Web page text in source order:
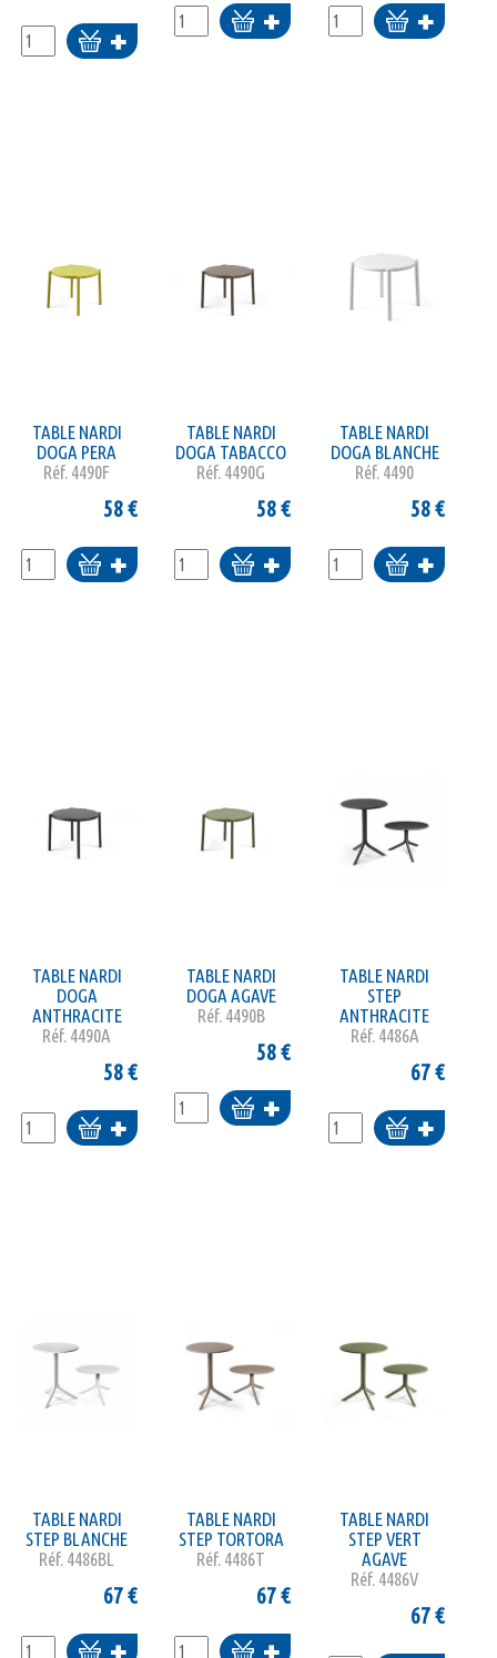
Ajouter
au
Ajouter
au
Ajouter
au
TABLE NARDI
DOGA PERA
Réf. 4490F
58€
Ajouter
au
TABLE NARDI
DOGA TABACCO
Réf. 4490G
58€
Ajouter
au
TABLE NARDI
DOGA BLANCHE
Réf. 4490
58€
Ajouter
au
TABLE NARDI
DOGA
ANTHRACITE
Réf. 4490A
58€
Ajouter
au
TABLE NARDI
DOGA AGAVE
Réf. 4490B
58€
Ajouter
au
TABLE NARDI
STEP
ANTHRACITE
Réf. 4486A
67€
Ajouter
au
TABLE NARDI
STEP BLANCHE
Réf. 4486BL
67€
Ajouter
TABLE NARDI
STEP TORTORA
Réf. 4486T
67€
Ajouter
TABLE NARDI
STEP VERT
AGAVE
Réf. 4486V
67€